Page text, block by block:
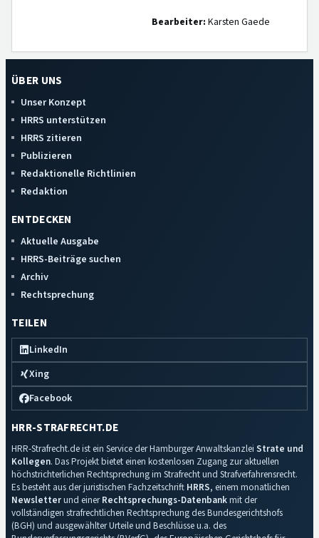
Bearbeiter: Karsten Gaede
ÜBER UNS
Unser Konzept
HRRS unterstützen
HRRS zitieren
Publizieren
Redaktionelle Richtlinien
Redaktion
ENTDECKEN
Aktuelle Ausgabe
HRRS-Beiträge suchen
Archiv
Rechtsprechung
TEILEN
LinkedIn
Xing
Facebook
HRR-STRAFRECHT.DE
HRR-Strafrecht.de ist ein Service der Hamburger Anwaltskanzlei Strate und
Kollegen. Das Projekt bietet einen kostenlosen Zugang zur aktuellen
höchstrichterlichen Rechtsprechung im Strafrecht und Strafverfahrensrecht.
Es besteht aus der juristischen Fachzeitschrift HRRS, einem monatlichen
Newsletterund einerRechtsprechungs-Datenbankmit der
vollständigen strafrechtlichen Rechtsprechung des Bundesgerichtshofs
(BGH) und ausgewählter Urteile und Beschlüsse u.a. des